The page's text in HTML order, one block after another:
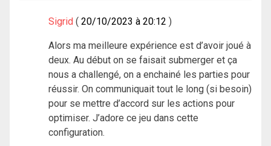
Sigrid 20/10/2023 à 20:12
Alors ma meilleure expérience est d’avoir joué à
deux. Au début on se faisait submerger et ça
nous a challengé, on a enchainé les parties pour
réussir. On communiquait tout le long (si besoin)
pour se mettre d’accord sur les actions pour
optimiser. J’adore ce jeu dans cette
configuration.